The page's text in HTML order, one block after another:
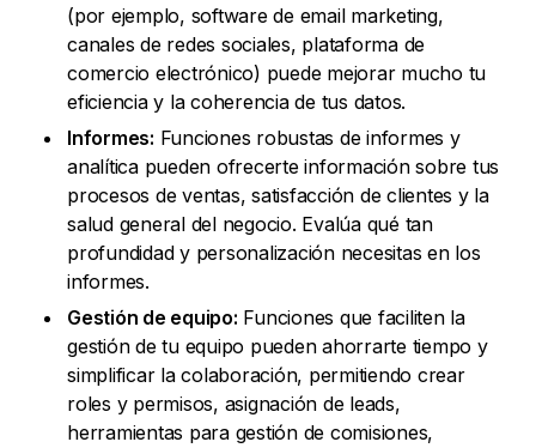
(por ejemplo, software de email marketing,
canales de redes sociales, plataforma de
comercio electrónico) puede mejorar mucho tu
eficiencia y la coherencia de tus datos.
Informes: Funciones robustas de informes y
analítica pueden ofrecerte información sobre tus
procesos de ventas, satisfacción de clientes y la
salud general del negocio. Evalúa qué tan
profundidad y personalización necesitas en los
informes.
Gestión de equipo: Funciones que faciliten la
gestión de tu equipo pueden ahorrarte tiempo y
simplificar la colaboración, permitiendo crear
roles y permisos, asignación de leads,
herramientas para gestión de comisiones,